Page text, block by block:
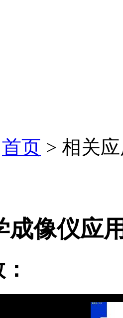
首页 > 相关
成像仪应